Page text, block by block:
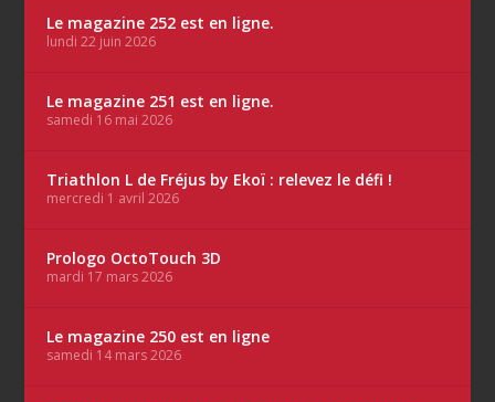
Le magazine 252 est en ligne.
lundi 22 juin 2026
Le magazine 251 est en ligne.
samedi 16 mai 2026
Triathlon L de Fréjus by Ekoï : relevez le défi !
mercredi 1 avril 2026
Prologo OctoTouch 3D
mardi 17 mars 2026
Le magazine 250 est en ligne
samedi 14 mars 2026